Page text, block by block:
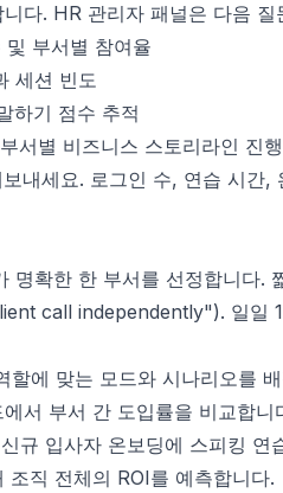
다. HR 관리자 패널은 다음
부서별 참여율
세션 빈도
하기 점수 추적
서별 비즈니스 스토리라인 진
내세요. 로그인 수, 연습 시간
명확한 한 부서를 선정합니다.
call independently"). 일일
할에 맞는 모드와 시나리오를
서 부서 간 도입률을 비교합니
규 입사자 온보딩에 스피킹
직 전체의 ROI를 예측합니다.